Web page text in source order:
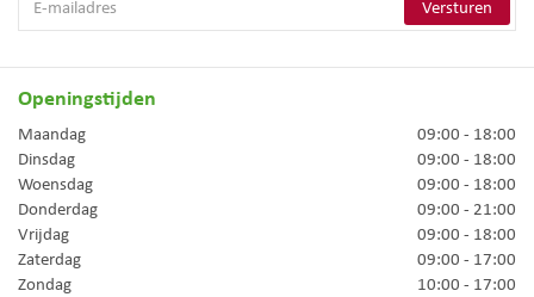
Openingstijden
Maandag
09:00 - 18:00
Dinsdag
09:00 - 18:00
Woensdag
09:00 - 18:00
Donderdag
09:00 - 21:00
Vrijdag
09:00 - 18:00
Zaterdag
09:00 - 17:00
Zondag
10:00 - 17:00